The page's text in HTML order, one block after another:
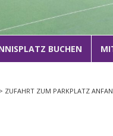
1
BUCHEN
> ZUFAHRT ZUM PARKPLATZ